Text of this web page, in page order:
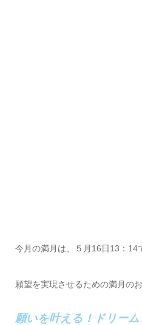
今月の満月は、５月16日13：14
願望を実現させるための満月の
願いを叶える！ドリー